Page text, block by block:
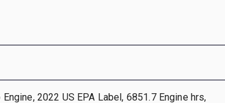
2022 US EPA Label, 6851.7 Engine hrs,